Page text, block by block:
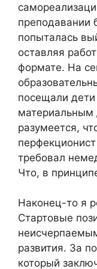
преподавании
попыталась
оставляя
формате. На
посещали
материальным
разумеется,
требовал
Что, в
Наконец-то я
Стартовые
развития. За
который